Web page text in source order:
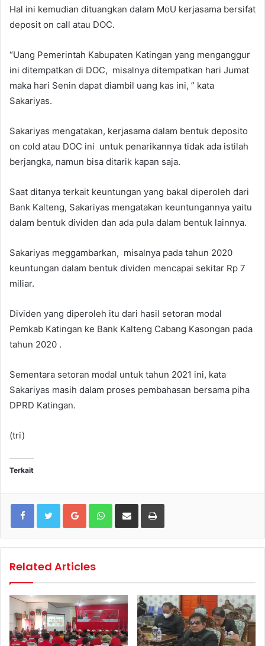
Hal ini kemudian dituangkan dalam MoU kerjasama bersifat
deposit on call atau DOC.
“Uang Pemerintah Kabupaten Katingan yang menganggur
ini ditempatkan di DOC, misalnya ditempatkan hari Jumat
maka hari Senin dapat diambil uang kas ini, ” kata
Sakariyas.
Sakariyas mengatakan, kerjasama dalam bentuk deposito
on cold atau DOC ini untuk penarikannya tidak ada istilah
berjangka, namun bisa ditarik kapan saja.
Saat ditanya terkait keuntungan yang bakal diperoleh dari
Bank Kalteng, Sakariyas mengatakan keuntungannya yaitu
dalam bentuk dividen dan ada pula dalam bentuk lainnya.
Sakariyas meggambarkan, misalnya pada tahun 2020
keuntungan dalam bentuk dividen mencapai sekitar Rp 7
miliar.
Dividen yang diperoleh itu dari hasil setoran modal
Pemkab Katingan ke Bank Kalteng Cabang Kasongan pada
tahun 2020 .
Sementara setoran modal untuk tahun 2021 ini, kata
Sakariyas masih dalam proses pembahasan bersama piha
DPRD Katingan.
(tri)
Terkait
Google+WhatsApp
Share via Email Print
Related Articles